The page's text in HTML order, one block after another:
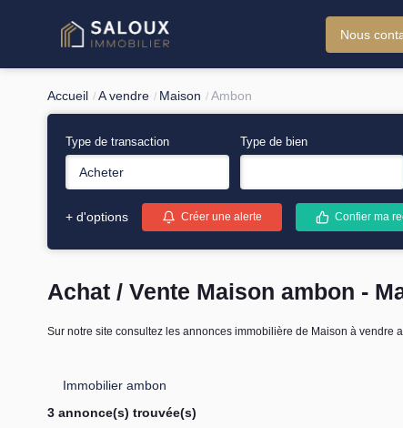
Nous
Accueil A vendre Maison Ambon
Type de transaction
Acheter
Type de bien
+ d'options Créer une alerte Confier ma
Achat / Vente Maison ambon -
Sur notre site consultez les annonces immobilière de Maison à vendre
Immobilier ambon
3 annonce(s) trouvée(s)